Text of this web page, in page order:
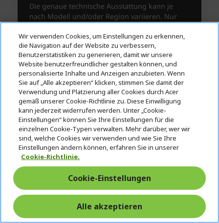
Technische Daten
Zubehör
Wir verwenden Cookies, um Einstellungen zu erkennen,
die Navigation auf der Website zu verbessern,
Benutzerstatistiken zu generieren, damit wir unsere
Website benutzerfreundlicher gestalten können, und
personalisierte Inhalte und Anzeigen anzubieten. Wenn
Sie auf „Alle akzeptieren“ klicken, stimmen Sie damit der
Verwendung und Platzierung aller Cookies durch Acer
gemäß unserer Cookie-Richtlinie zu. Diese Einwilligung
kann jederzeit widerrufen werden. Unter „Cookie-
Einstellungen“ können Sie Ihre Einstellungen für die
einzelnen Cookie-Typen verwalten. Mehr darüber, wer wir
sind, welche Cookies wir verwenden und wie Sie Ihre
Einstellungen ändern können, erfahren Sie in unserer
Cookie-Richtlinie.
Cookie-Einstellungen
Alle akzeptieren